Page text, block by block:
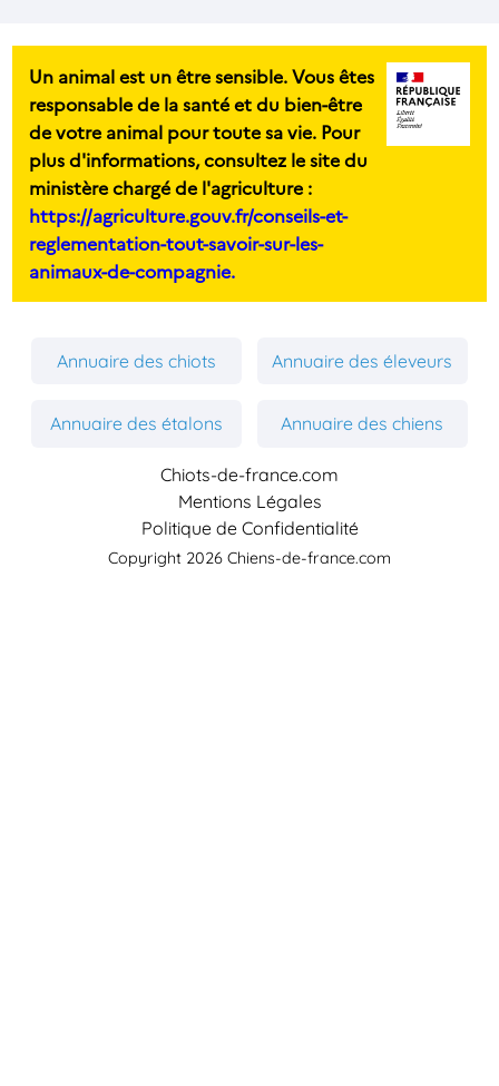
Un animal est un être sensible. Vous êtes
responsable de la santé et du bien-être
de votre animal pour toute sa vie. Pour
plus d'informations, consultez le site du
ministère chargé de l'agriculture :
https://agriculture.gouv.fr/conseils-et-
reglementation-tout-savoir-sur-les-
animaux-de-compagnie.
Annuaire des chiots Annuaire des éleveurs
Annuaire des étalons Annuaire des chiens
Chiots-de-france.com
Mentions Légales
Politique de Confidentialité
Copyright 2026 Chiens-de-france.com